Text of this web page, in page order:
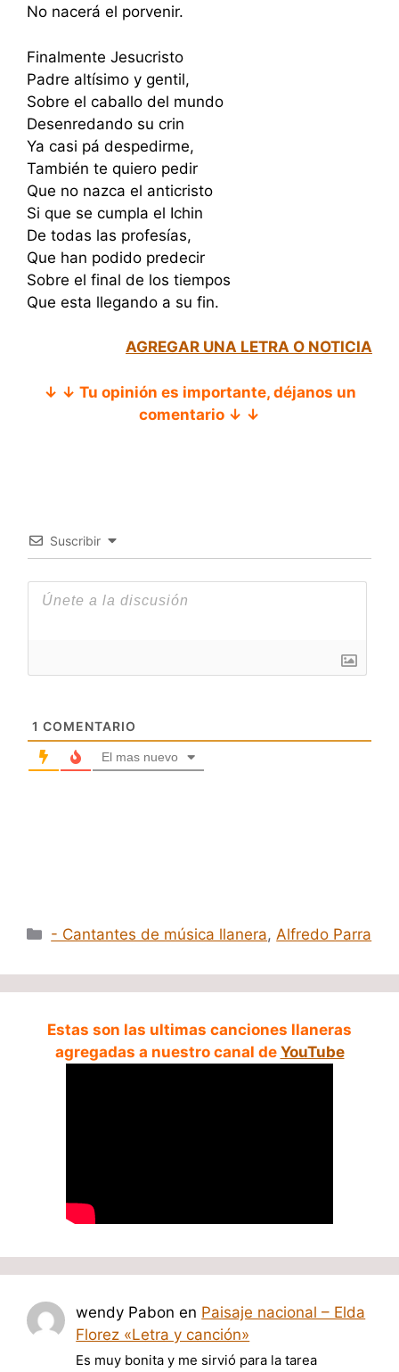
No nacerá el porvenir.
Finalmente Jesucristo
Padre altísimo y gentil,
Sobre el caballo del mundo
Desenredando su crin
Ya casi pá despedirme,
También te quiero pedir
Que no nazca el anticristo
Si que se cumpla el Ichin
De todas las profesías,
Que han podido predecir
Sobre el final de los tiempos
Que esta llegando a su fin.
AGREGAR UNA LETRA O NOTICIA
↓ ↓ Tu opinión es importante, déjanos un
comentario ↓ ↓
Suscribir
1 COMENTARIO
El mas nuevo
Categorías
- Cantantes de música llanera, Alfredo Parra
Estas son las ultimas canciones llaneras
agregadas a nuestro canal de YouTube
wendy Pabon en Paisaje nacional – Elda
Florez «Letra y canción»
Es muy bonita y me sirvió para la tarea